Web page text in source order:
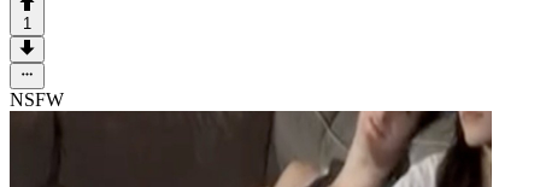
1
NSFW